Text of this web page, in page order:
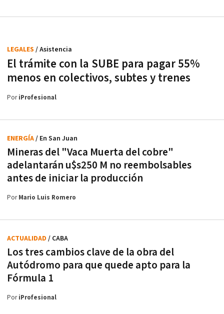
El trámite con la SUBE para pagar 55%
menos en colectivos, subtes y trenes
LEGALES / Asistencia
PoriProfesional
Mineras del "Vaca Muerta del cobre"
adelantarán u$s250 M no reembolsables
antes de iniciar la producción
ENERGÍA/ En San Juan
PorMario Luis Romero
Los tres cambios clave de la obra del
Autódromo para que quede apto para la
Fórmula 1
ACTUALIDAD / CABA
PoriProfesional